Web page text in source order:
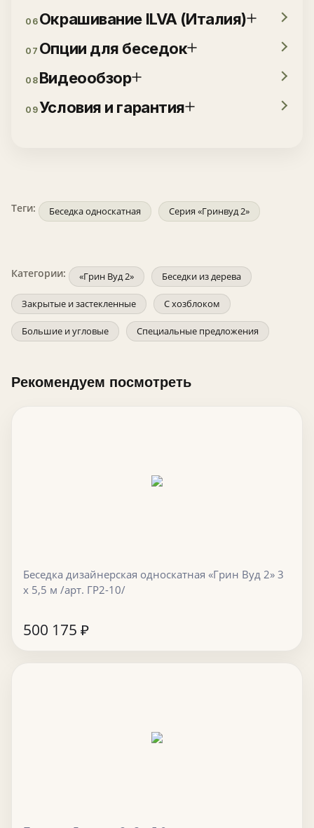
06 Окрашивание ILVA (Италия)
07 Опции для беседок
08 Видеообзор
09Условия и гарантия
Теги: Беседка односкатная Серия «Гринвуд 2»
Категории: «Грин Вуд 2» Беседки из дерева
Закрытые и застекленные С хозблоком
Большие и угловые Специальные предложения
Рекомендуем посмотреть
Беседка дизайнерская односкатная «Грин Вуд 2» 3
х 5,5 м /арт. ГР2-10/
500 175 ₽